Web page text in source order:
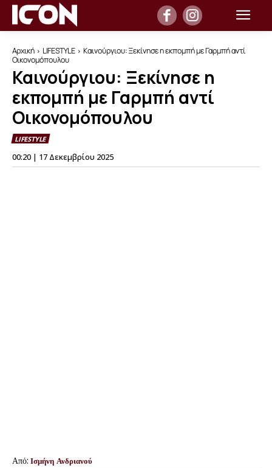
Αρχική LIFESTYLE
Καινούργιου: Ξεκίνησε η εκπομπή με Γαρμπή αντί
Οικονομόπουλου
Καινούργιου: Ξεκίνησε η
εκπομπή με Γαρμπή αντί
Οικονομόπουλου
LIFESTYLE
00:20 | 17 Δεκεμβρίου 2025
Από: Ισμήνη Ανδριανού